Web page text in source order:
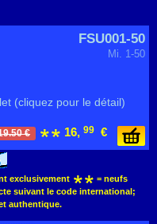
FSU001-50
Mi. 1-50
(cliquez pour le détail)
€ 16, 99 €
exclusivement
= neufs
suivant le code international;
authentique.